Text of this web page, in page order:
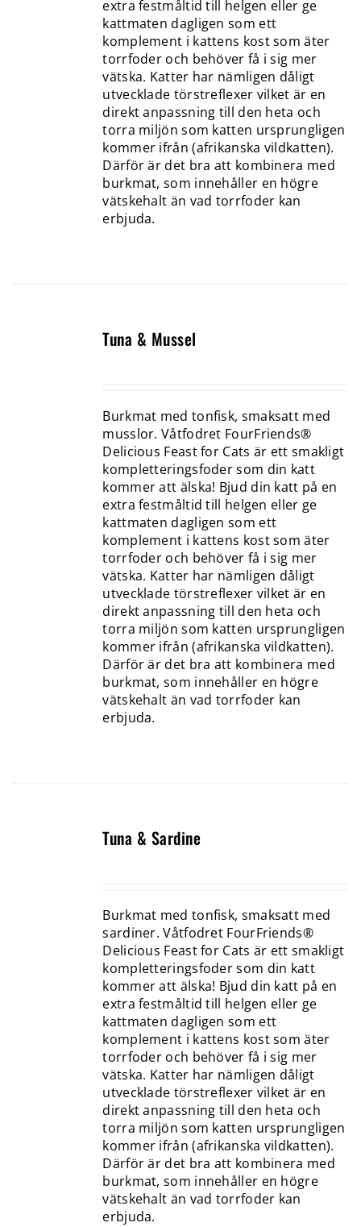
extra festmåltid till helgen eller ge
kattmaten dagligen som ett
komplement i kattens kost som äter
torrfoder och behöver få i sig mer
vätska. Katter har nämligen dåligt
utvecklade törstreflexer vilket är en
direkt anpassning till den heta och
torra miljön som katten ursprungligen
kommer ifrån (afrikanska vildkatten).
Därför är det bra att kombinera med
burkmat, som innehåller en högre
vätskehalt än vad torrfoder kan
erbjuda.
Tuna & Mussel
Burkmat med tonfisk, smaksatt med
musslor. Våtfodret FourFriends®
Delicious Feast for Cats är ett smakligt
kompletteringsfoder som din katt
kommer att älska! Bjud din katt på en
extra festmåltid till helgen eller ge
kattmaten dagligen som ett
komplement i kattens kost som äter
torrfoder och behöver få i sig mer
vätska. Katter har nämligen dåligt
utvecklade törstreflexer vilket är en
direkt anpassning till den heta och
torra miljön som katten ursprungligen
kommer ifrån (afrikanska vildkatten).
Därför är det bra att kombinera med
burkmat, som innehåller en högre
vätskehalt än vad torrfoder kan
erbjuda.
Tuna & Sardine
Burkmat med tonfisk, smaksatt med
sardiner. Våtfodret FourFriends®
Delicious Feast for Cats är ett smakligt
kompletteringsfoder som din katt
kommer att älska! Bjud din katt på en
extra festmåltid till helgen eller ge
kattmaten dagligen som ett
komplement i kattens kost som äter
torrfoder och behöver få i sig mer
vätska. Katter har nämligen dåligt
utvecklade törstreflexer vilket är en
direkt anpassning till den heta och
torra miljön som katten ursprungligen
kommer ifrån (afrikanska vildkatten).
Därför är det bra att kombinera med
burkmat, som innehåller en högre
vätskehalt än vad torrfoder kan
erbjuda.